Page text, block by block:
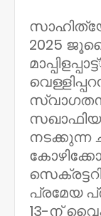
2025
പ്രമേയ
13-ന്